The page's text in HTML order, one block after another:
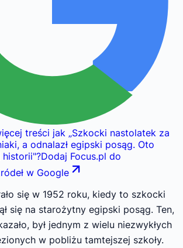
treści jak „Szkocki nastolatek za
a odnalazł egipski posąg. Oto
historii"?Dodaj Focus.pl do
w Google
się w 1952 roku, kiedy to szkocki
się na starożytny egipski posąg. Ten,
był jednym z wielu niezwykłych
w pobliżu tamtejszej szkoły.